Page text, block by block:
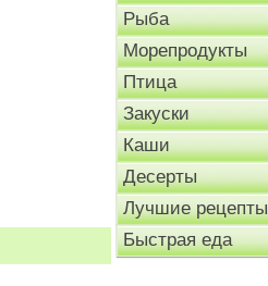
Рыба
Морепродукты
Птица
Закуски
Каши
Десерты
Лучшие рецепты
Быстрая еда